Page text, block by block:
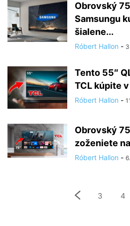
Obrovský
Samsungu
šialene...
Róbert Hallon -
Tento 55″
TCL kúpite
Róbert Hallon -
Obrovský
zoženiete
Róbert Hallon -
3 4